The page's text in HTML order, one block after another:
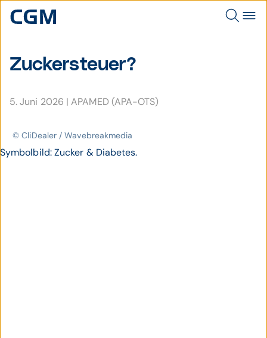
Zuckersteuer?
5. Juni 2026 |APAMED (APA-OTS)
© CliDealer / Wavebreakmedia
Symbolbild: Zucker & Diabetes.